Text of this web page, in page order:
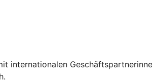
internationalen